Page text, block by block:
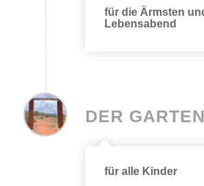
für die Ärmsten
Lebensabend
DER GARTEN
für alle Kinder